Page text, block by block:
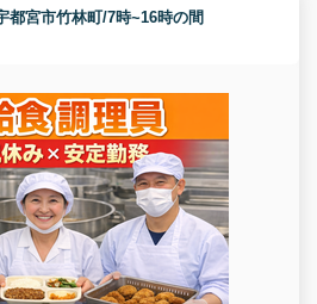
都宮市竹林町/7時~16時の間